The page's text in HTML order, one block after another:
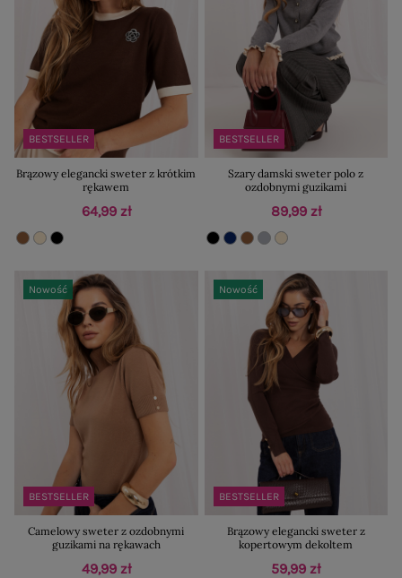
BESTSELLER
Brązowy elegancki sweter z krótkim
rękawem
64,99 zł
BESTSELLER
Szary damski sweter polo z
ozdobnymi guzikami
89,99 zł
BESTSELLER
Nowość
Camelowy sweter z ozdobnymi
guzikami na rękawach
49,99 zł
BESTSELLER
Nowość
Brązowy elegancki sweter z
kopertowym dekoltem
59,99 zł